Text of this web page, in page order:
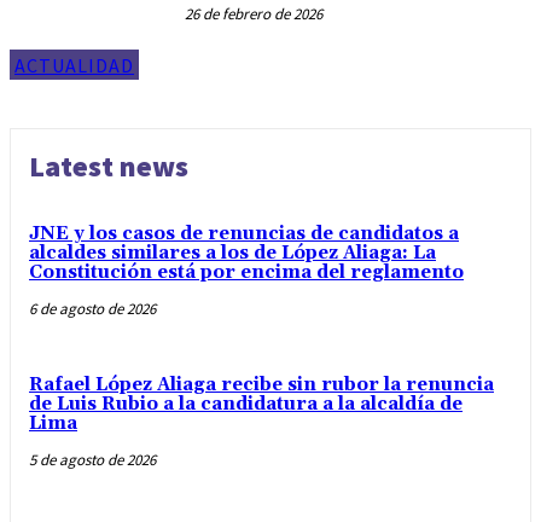
ACTUALIDAD
26 de febrero de 2026
Latest news
JNE y los casos de renuncias de candidatos a
alcaldes similares a los de López Aliaga: La
Constitución está por encima del reglamento
6 de agosto de 2026
Rafael López Aliaga recibe sin rubor la renuncia
de Luis Rubio a la candidatura a la alcaldía de
Lima
5 de agosto de 2026